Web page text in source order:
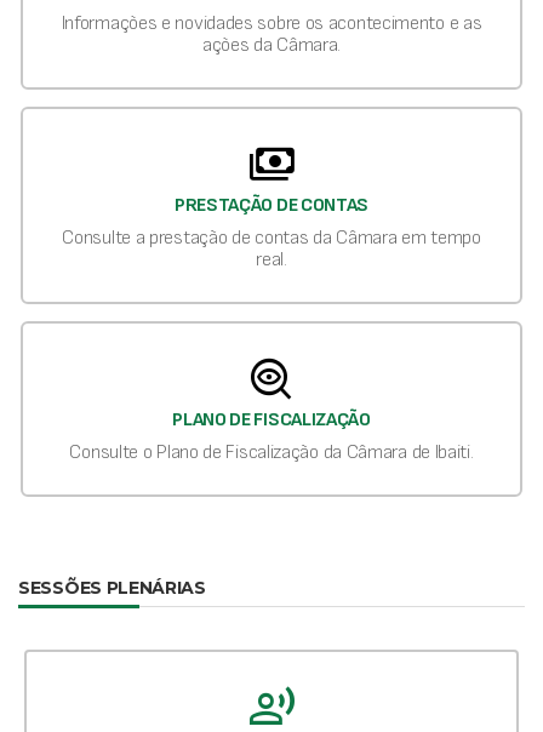
Informações e novidades sobre os acontecimento e as
ações da Câmara.
payments
PRESTAÇÃO DE CONTAS
Consulte a prestação de contas da Câmara em tempo
real.
mystery
PLANO DE FISCALIZAÇÃO
Consulte o Plano de Fiscalização da Câmara de Ibaiti.
SESSÕES PLENÁRIAS
record_voice_over